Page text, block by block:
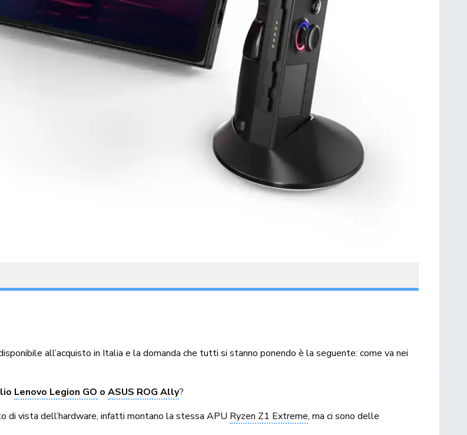
all’acquisto in Italia e la domanda che tutti si stanno ponendo è la seguente: come va nei
Lenovo Legion GO oASUS ROG Ally?
di vista dell’hardware, infatti montano la stessa APU Ryzen Z1 Extreme, ma ci sono delle